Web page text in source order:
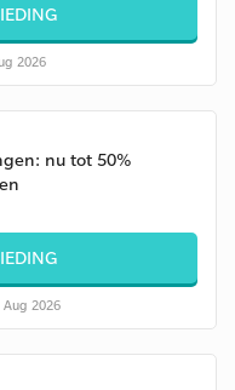
2026
nu tot 50%
2026